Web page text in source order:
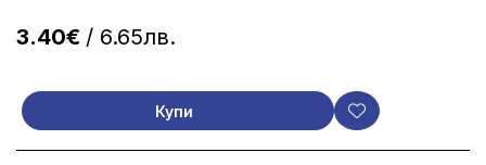
3.40€ / 6.65лв.
Купи